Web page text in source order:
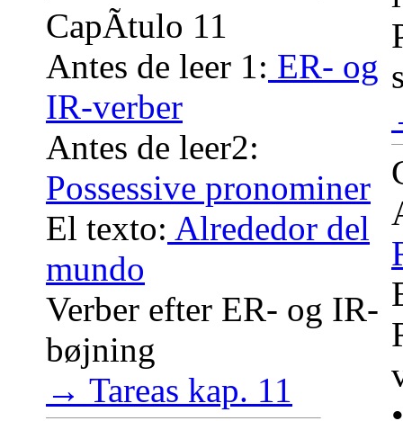
CapÃ­tulo 11
Antes de leer 1: ER- og
IR-verber
Antes de leer2:
Possessive pronominer
El texto: Alrededor del
mundo
Verber efter ER- og IR-
bøjning
→ Tareas kap. 11